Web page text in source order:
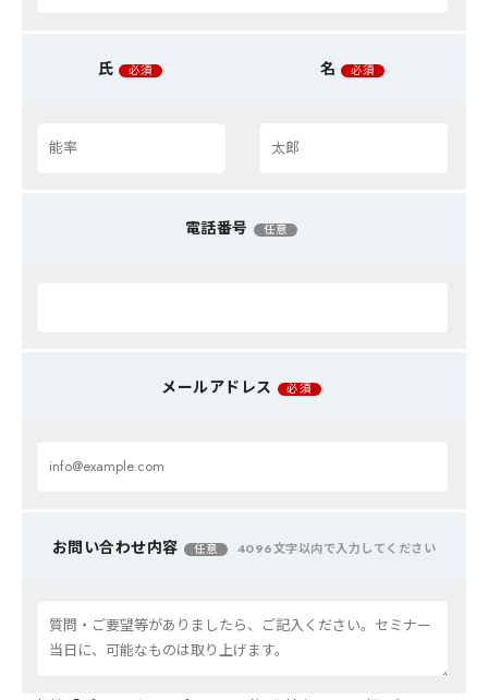
氏 必須 名 必須
電話番号 任意
メールアドレス 必須
お問い合わせ内容 任意 4096文字以内で入力してください